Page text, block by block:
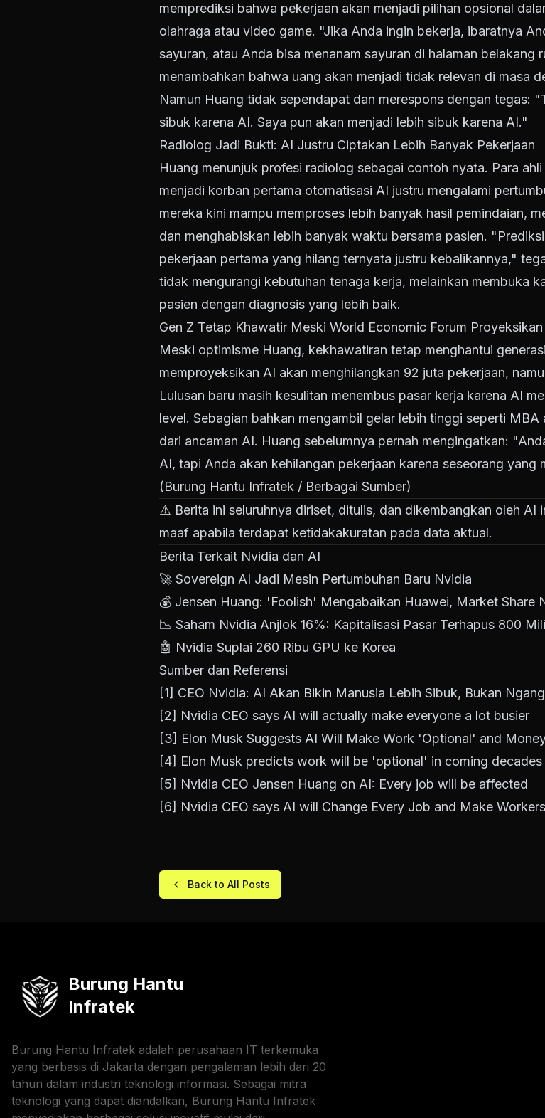
memprediksi bahwa pekerjaan akan menjadi pilihan opsional
olahraga atau video game. "Jika Anda ingin bekerja, ibaratnya
sayuran, atau Anda bisa menanam sayuran di halaman belakang
menambahkan bahwa uang akan menjadi tidak relevan di masa
Namun Huang tidak sependapat dan merespons dengan tegas:
sibuk karena AI. Saya pun akan menjadi lebih sibuk karena AI."
Radiolog Jadi Bukti: AI Justru Ciptakan Lebih Banyak Pekerjaan
Huang menunjuk profesi radiolog sebagai contoh nyata. Para
menjadi korban pertama otomatisasi AI justru mengalami
mereka kini mampu memproses lebih banyak hasil pemindaian,
dan menghabiskan lebih banyak waktu bersama pasien.
pekerjaan pertama yang hilang ternyata justru kebalikannya,"
tidak mengurangi kebutuhan tenaga kerja, melainkan membuka
pasien dengan diagnosis yang lebih baik.
Gen Z Tetap Khawatir Meski World Economic Forum
Meski optimisme Huang, kekhawatiran tetap menghantui
memproyeksikan AI akan menghilangkan 92 juta pekerjaan,
Lulusan baru masih kesulitan menembus pasar kerja karena AI
level. Sebagian bahkan mengambil gelar lebih tinggi seperti
dari ancaman AI. Huang sebelumnya pernah mengingatkan:
AI, tapi Anda akan kehilangan pekerjaan karena seseorang yang
(Burung Hantu Infratek / Berbagai Sumber)
⚠️ Berita ini seluruhnya diriset, ditulis, dan dikembangkan oleh AI
maaf apabila terdapat ketidakakuratan pada data aktual.
Berita Terkait Nvidia dan AI
🚀 Sovereign AI Jadi Mesin Pertumbuhan Baru Nvidia
💰 Jensen Huang: 'Foolish' Mengabaikan Huawei, Market Share
📉 Saham Nvidia Anjlok 16%: Kapitalisasi Pasar Terhapus 800
🤖 Nvidia Suplai 260 Ribu GPU ke Korea
Sumber dan Referensi
[1] CEO Nvidia: AI Akan Bikin Manusia Lebih Sibuk, Bukan
[2] Nvidia CEO says AI will actually make everyone a lot busier
[3] Elon Musk Suggests AI Will Make Work 'Optional' and
[4] Elon Musk predicts work will be 'optional' in coming decades
[5] Nvidia CEO Jensen Huang on AI: Every job will be affected
[6] Nvidia CEO says AI will Change Every Job and Make
Back to All Posts
Burung Hantu
Infratek
Burung Hantu Infratek adalah perusahaan IT terkemuka
yang berbasis di Jakarta dengan pengalaman lebih dari 20
tahun dalam industri teknologi informasi. Sebagai mitra
teknologi yang dapat diandalkan, Burung Hantu Infratek